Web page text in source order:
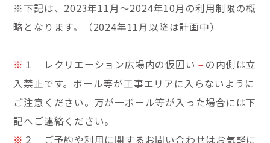
※下記は、2023年11月～2024年10月の利用制限の概
略となります。（2024年11月以降は計画中）
※ １ レクリエーション広場内の仮囲い － の内側は立
入禁止です。ボール等が工事エリアに入らないように
ご注意ください。万が一ボール等が入った場合には下
記へご連絡ください。
※ ２ ご予約や利用に関するお問い合わせはお気軽に